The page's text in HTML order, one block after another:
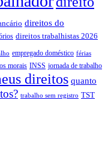
direitos do
direitos trabalhistas 2026
empregado doméstico férias
morais INSS jornada de trabalho
direitos quanto
trabalho sem registro TST